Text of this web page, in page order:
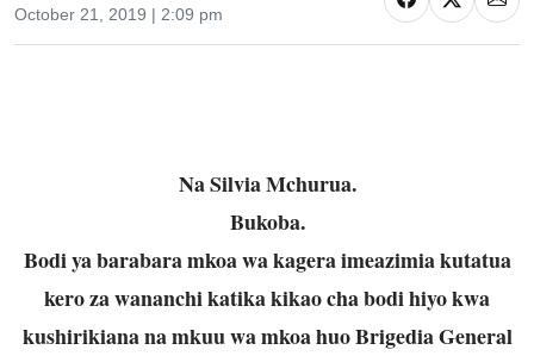
October 21, 2019 | 2:09 pm
Na Silvia Mchurua.
Bukoba.
Bodi ya barabara mkoa wa kagera imeazimia kutatua
kero za wananchi katika kikao cha bodi hiyo kwa
kushirikiana na mkuu wa mkoa huo Brigedia General